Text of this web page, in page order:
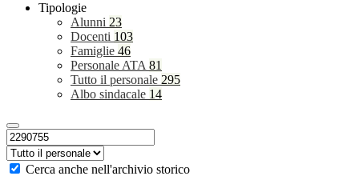
Tipologie
Alunni 23
Docenti 103
Famiglie 46
Personale ATA 81
Tutto il personale 295
Albo sindacale 14
Cerca anche nell'archivio storico